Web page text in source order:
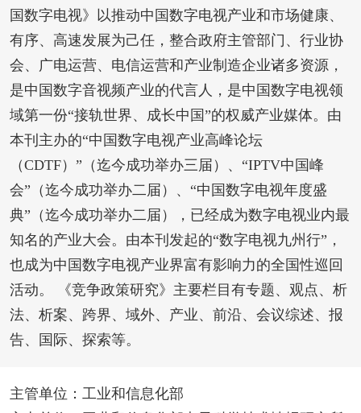
国数字电视》以推动中国数字电视产业和市场健康、
有序、高速发展为己任，整合政府主管部门、行业协
会、广电运营、电信运营和产业制造企业诸多资源，
是中国数字音视频产业的代言人，是中国数字电视领
域第一份“接轨世界、成长中国”的权威产业媒体。由
本刊主办的“中国数字电视产业高峰论坛
（CDTF）”（迄今成功举办三届）、“IPTV中国峰
会”（迄今成功举办二届）、“中国数字电视年度盛
典”（迄今成功举办二届），已经成为数字电视业内最
知名的产业大会。由本刊发起的“数字电视九州行”，
也成为中国数字电视产业界富有影响力的全国性巡回
活动。 《竞争政策研究》主要栏目有专题、观点、析
法、析案、跨界、域外、产业、前沿、会议综述、报
告、国际、探索等。
主管单位：工业和信息化部